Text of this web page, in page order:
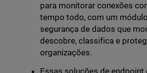
para monitorar conexões
tempo todo, com um
segurança de dados que
descobre, classifica e
organizações.